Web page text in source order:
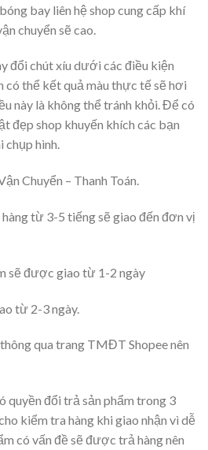
bay liên hệ shop cung cấp khí
chuyển sẽ cao.
đổi chút xíu dưới các điều kiện
có thể kết quả màu thực tế sẽ hơi
này là không thể tránh khỏi. Để có
đẹp shop khuyến khích các bạn
chụp hình.
Chuyển – Thanh Toán.
từ 3-5 tiếng sẽ giao đến đơn vị
sẽ được giao từ 1-2 ngày
từ 2-3 ngày.
qua trang TMĐT Shopee nên
quyền đổi trả sản phẩm trong 3
kiểm tra hàng khi giao nhận vì dễ
có vấn đề sẽ được trả hàng nên